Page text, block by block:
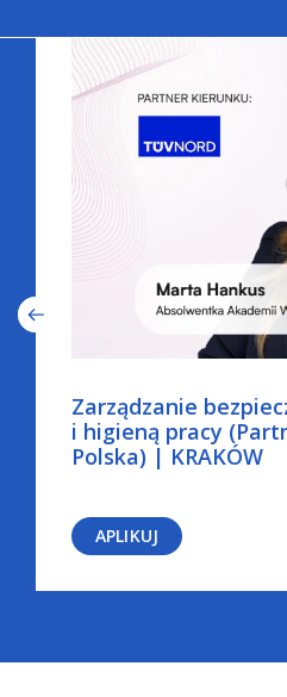
Zarządzanie
i higieną pracy
Polska) | KRAKÓW
APLIKUJ